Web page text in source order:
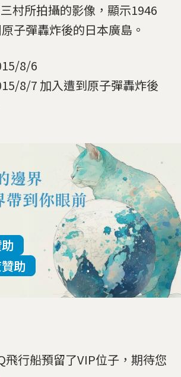
村所拍攝的影像，顯示1946
子彈轟炸後的日本廣島。
8/6
8/7 加入遭到原子彈轟炸後
助
飛行船預留了VIP位子，期待您